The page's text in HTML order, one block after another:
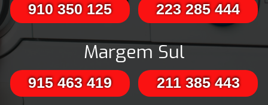
910 350 125 223 285 444
Margem Sul
915 463 419 211 385 443